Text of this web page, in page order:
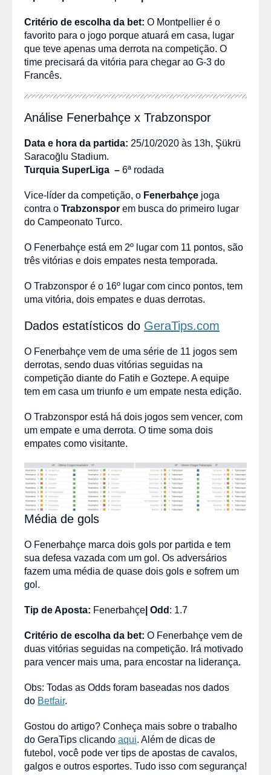
Critério de escolha da bet: O Montpellier é o
favorito para o jogo porque atuará em casa, lugar
que teve apenas uma derrota na competição. O
time precisará da vitória para chegar ao G-3 do
Francês.
Análise Fenerbahçe x Trabzonspor
Data e hora da partida: 25/10/2020 às 13h, Şükrü
Saracoğlu Stadium.
Turquia SuperLiga – 6ª rodada
Vice-líder da competição, o Fenerbahçe joga
contra o Trabzonspor em busca do primeiro lugar
do Campeonato Turco.
O Fenerbahçe está em 2º lugar com 11 pontos, são
três vitórias e dois empates nesta temporada.
O Trabzonspor é o 16º lugar com cinco pontos, tem
uma vitória, dois empates e duas derrotas.
Dados estatísticos do GeraTips.com
O Fenerbahçe vem de uma série de 11 jogos sem
derrotas, sendo duas vitórias seguidas na
competição diante do Fatih e Goztepe. A equipe
tem em casa um triunfo e um empate nesta edição.
O Trabzonspor está há dois jogos sem vencer, com
um empate e uma derrota. O time soma dois
empates como visitante.
Média de gols
O Fenerbahçe marca dois gols por partida e tem
sua defesa vazada com um gol. Os adversários
fazem uma média de quase dois gols e sofrem um
gol.
Tip de Aposta: Fenerbahçe Odd : 1.7
Critério de escolha da bet: O Fenerbahçe vem de
duas vitórias seguidas na competição. Irá motivado
para vencer mais uma, para encostar na liderança.
Obs: Todas as Odds foram baseadas nos dados
do Betfair.
Gostou do artigo? Conheça mais sobre o trabalho
do GeraTips clicando aqui. Além de dicas de
futebol, você pode ver tips de apostas de cavalos,
galgos e outros esportes. Tudo isso com segurança!